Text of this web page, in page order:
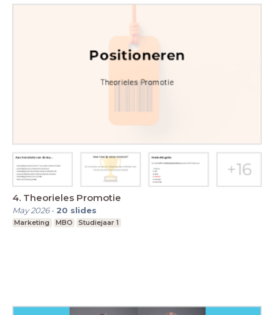
4. Theorieles Promotie
May 2026- 20 slides
Marketing MBO Studiejaar 1